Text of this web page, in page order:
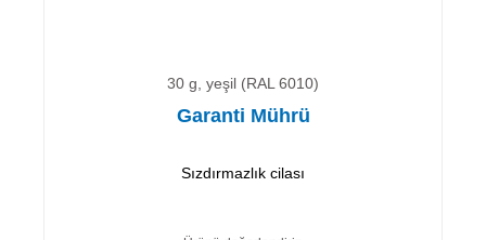
30 g, yeşil (RAL 6010)
Garanti Mührü
Sızdırmazlık cilası